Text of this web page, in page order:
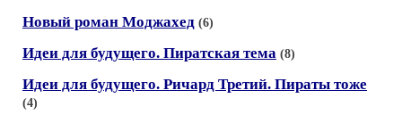
Новый роман Моджахед (6)
Идеи для будущего. Пиратская тема (8)
Идеи для будущего. Ричард Третий. Пираты тоже
(4)